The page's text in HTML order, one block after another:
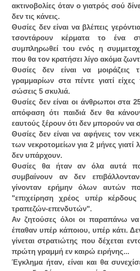
ακτινοβολίες όταν ο γιατρός σού
δεν τις κάνεις.
Θυσίες δεν είναι να βλέπεις
τσοντάρουν κέρματα το ένα
συμπληρωθεί του ενός η
που θα τον κρατήσει λίγο ακόμα
Θυσίες δεν είναι να μοιράζεις
γραμμαρίων στα πέντε γιατί
σώσεις 5 σκυλιά.
Θυσίες δεν είναι οι άνθρωποι στα
απόφαση ότι παιδιά δεν θα
εαυτούς ξέρουν ότι δεν μπορούν να
Θυσίες δεν είναι να αφήνεις τον
των νεκροτομείων για 2 μήνες γιατί
δεν υπάρχουν.
Θυσίες θα ήταν αν όλα αυτά
συμβαίνουν αν δεν
γίνονταν ερήμην όλων αυτών
"επιχείρηση χρέος υπέρ
τραπεζών-επενδυτών".
Αν ζητούσες όλοι οι παραπάνω
έπαθαν υπέρ κάποιου, υπέρ κάτι.
γίνεται στρατιώτης που δέχεται
πρώτη γραμμή εν καιρώ ειρήνης...
Έγκλημα ήταν, είναι και θα